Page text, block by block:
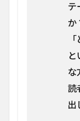
テ
か
と
な
読
出